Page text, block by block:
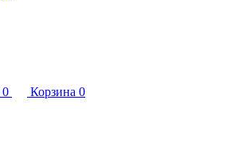
0 Корзина 0